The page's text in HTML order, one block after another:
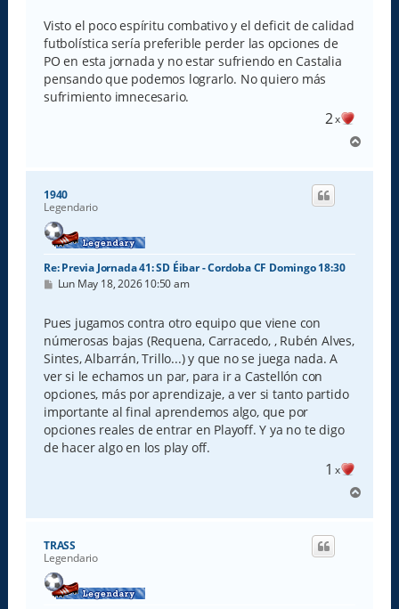
s
a
j
e
Visto el poco espíritu combativo y el deficit de calidad
futbolística sería preferible perder las opciones de
PO en esta jornada y no estar sufriendo en Castalia
pensando que podemos lograrlo. No quiero más
sufrimiento imnecesario.
2x
r
1940
Legendario
Re: Previa Jornada 41: SD Éibar - Cordoba CF Domingo 18:30
M
s
a
j
e
Lun May 18, 2026 10:50 am
Pues jugamos contra otro equipo que viene con
númerosas bajas (Requena, Carracedo, , Rubén Alves,
Sintes, Albarrán, Trillo...) y que no se juega nada. A
ver si le echamos un par, para ir a Castellón con
opciones, más por aprendizaje, a ver si tanto partido
importante al final aprendemos algo, que por
opciones reales de entrar en Playoff. Y ya no te digo
de hacer algo en los play off.
1 x
r
TRASS
Legendario